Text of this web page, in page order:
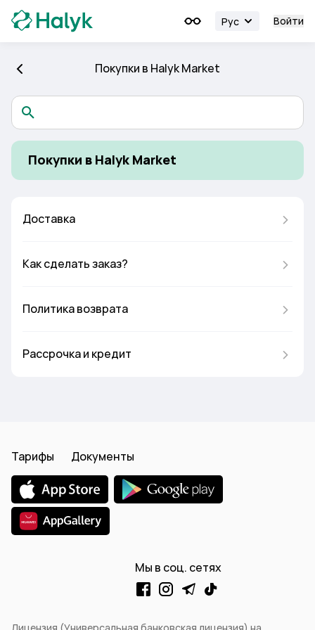
Рус Войти
Покупки в Halyk Market
Покупки в Halyk Market
Доставка
Как сделать заказ?
Политика возврата
Рассрочка и кредит
Тарифы Документы
Мы в соц. сетях